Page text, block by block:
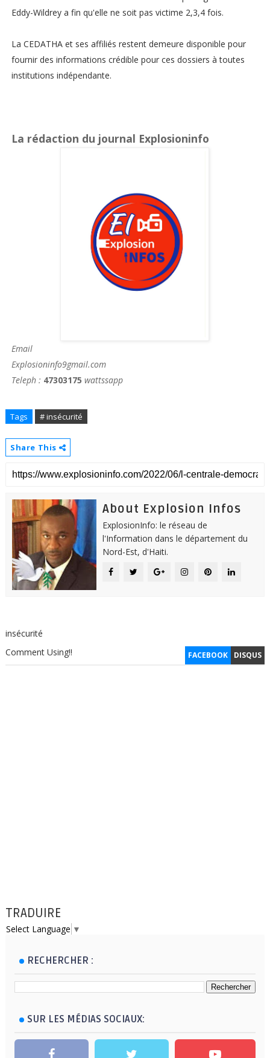
Eddy-Wildrey a fin qu'elle ne soit pas victime 2,3,4 fois.
La CEDATHA et ses affiliés restent demeure disponible pour
fournir des informations crédible pour ces dossiers à toutes
institutions indépendante.
La rédaction du journal Explosioninfo
Email
Explosioninfo9gmail.com
Teleph : 47303175 wattssapp
Tags # insécurité
Share This
About Explosion Infos
ExplosionInfo: le réseau de
l'Information dans le département du
Nord-Est, d'Haiti.
insécurité
FACEBOOK DISQUS
Comment Using!!
TRADUIRE
Select Language ▼
RECHERCHER :
SUR LES MÉDIAS SOCIAUX: